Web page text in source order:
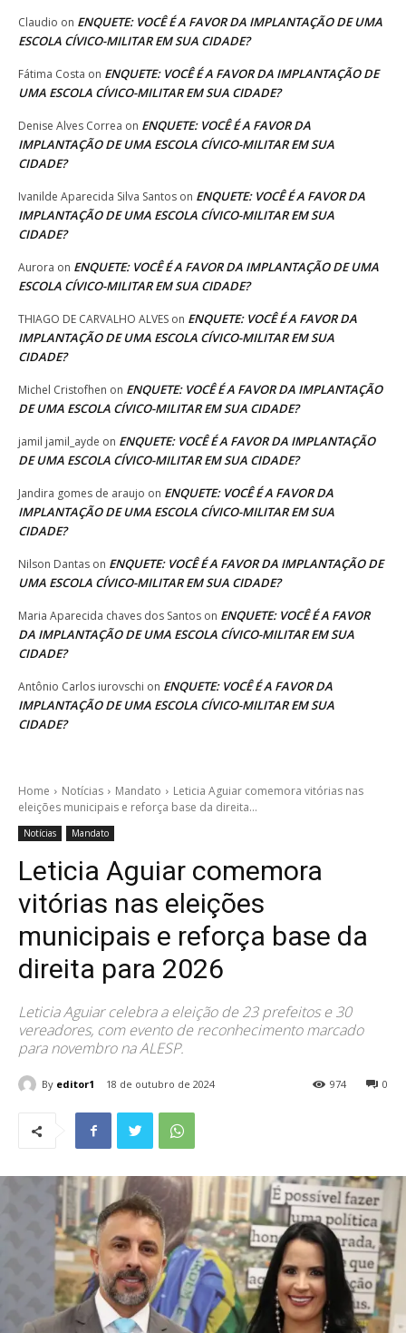
Claudio on ENQUETE: VOCÊ É A FAVOR DA IMPLANTAÇÃO DE UMA
ESCOLA CÍVICO-MILITAR EM SUA CIDADE?
Fátima Costa on ENQUETE: VOCÊ É A FAVOR DA IMPLANTAÇÃO DE
UMA ESCOLA CÍVICO-MILITAR EM SUA CIDADE?
Denise Alves Correa on ENQUETE: VOCÊ É A FAVOR DA
IMPLANTAÇÃO DE UMA ESCOLA CÍVICO-MILITAR EM SUA
CIDADE?
Ivanilde Aparecida Silva Santos on ENQUETE: VOCÊ É A FAVOR DA
IMPLANTAÇÃO DE UMA ESCOLA CÍVICO-MILITAR EM SUA
CIDADE?
Aurora on ENQUETE: VOCÊ É A FAVOR DA IMPLANTAÇÃO DE UMA
ESCOLA CÍVICO-MILITAR EM SUA CIDADE?
THIAGO DE CARVALHO ALVES on ENQUETE: VOCÊ É A FAVOR DA
IMPLANTAÇÃO DE UMA ESCOLA CÍVICO-MILITAR EM SUA
CIDADE?
Michel Cristofhen on ENQUETE: VOCÊ É A FAVOR DA IMPLANTAÇÃO
DE UMA ESCOLA CÍVICO-MILITAR EM SUA CIDADE?
jamil jamil_ayde on ENQUETE: VOCÊ É A FAVOR DA IMPLANTAÇÃO
DE UMA ESCOLA CÍVICO-MILITAR EM SUA CIDADE?
Jandira gomes de araujo on ENQUETE: VOCÊ É A FAVOR DA
IMPLANTAÇÃO DE UMA ESCOLA CÍVICO-MILITAR EM SUA
CIDADE?
Nilson Dantas on ENQUETE: VOCÊ É A FAVOR DA IMPLANTAÇÃO DE
UMA ESCOLA CÍVICO-MILITAR EM SUA CIDADE?
Maria Aparecida chaves dos Santos on ENQUETE: VOCÊ É A FAVOR
DA IMPLANTAÇÃO DE UMA ESCOLA CÍVICO-MILITAR EM SUA
CIDADE?
Antônio Carlos iurovschi on ENQUETE: VOCÊ É A FAVOR DA
IMPLANTAÇÃO DE UMA ESCOLA CÍVICO-MILITAR EM SUA
CIDADE?